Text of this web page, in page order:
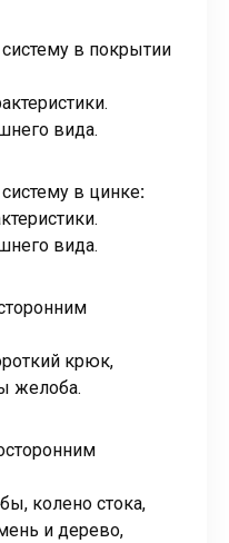
в покрытии
вида.
в цинке:
вида.
крюк,
желоба.
колено стока,
и дерево,